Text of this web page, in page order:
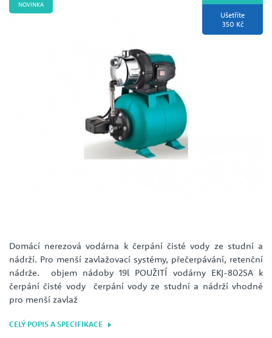
Ušetříte
350 Kč
NOVINKA
Domácí nerezová vodárna k čerpání čisté vody ze studní a
nádrží. Pro menší zavlažovací systémy, přečerpávání, retenční
nádrže. objem nádoby 19l POUŽITÍ vodárny EKJ-802SA k
čerpání čisté vody čerpání vody ze studní a nádrží vhodné
pro menší zavlaž
CELÝ POPIS A SPECIFIKACE